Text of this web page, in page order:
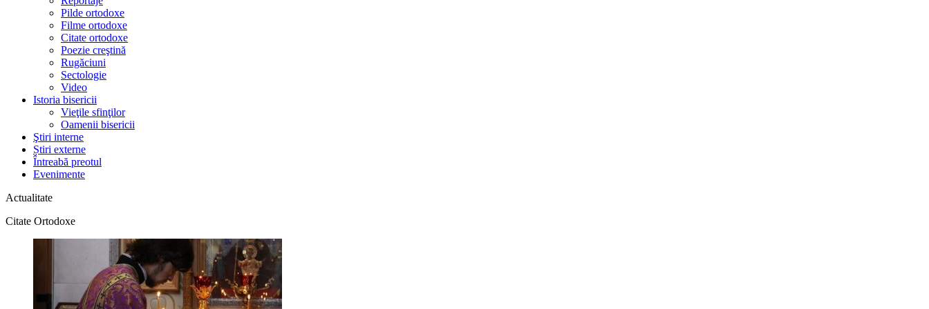
Pilde ortodoxe
Filme ortodoxe
Citate ortodoxe
Poezie creştină
Rugăciuni
Sectologie
Video
Istoria bisericii
Vieţile sfinţilor
Oamenii bisericii
Ştiri interne
Știri externe
Întreabă preotul
Evenimente
Actualitate
Citate Ortodoxe